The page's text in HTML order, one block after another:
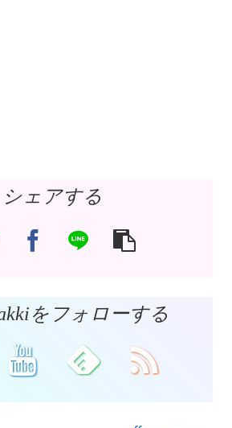
シェアする
をフォローする